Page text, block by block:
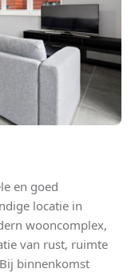
en goed
locatie in
wooncomplex,
van rust, ruimte
binnenkomst